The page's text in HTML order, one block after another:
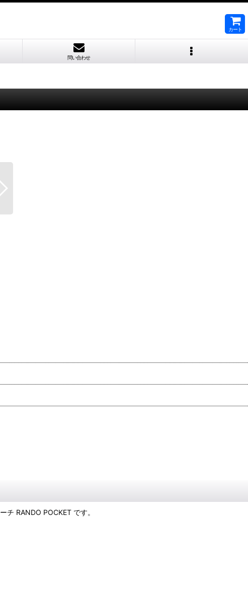
カート
問い合わせ
RANDO POCKET です。